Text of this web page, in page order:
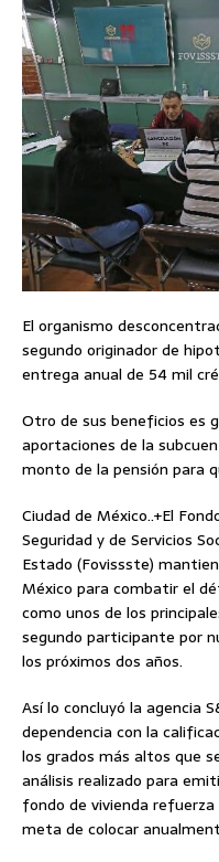
El organismo
segundo originador de
entrega anual de 54 mil
Otro de sus beneficios es
aportaciones de la
monto de la pensión para
Ciudad de México..+El
Seguridad y de Servicios
Estado (Fovissste)
México para combatir el
como unos de los
segundo participante por
los próximos dos años.
Así lo concluyó la agencia
dependencia con la
los grados más altos que
análisis realizado para
fondo de vivienda
meta de colocar